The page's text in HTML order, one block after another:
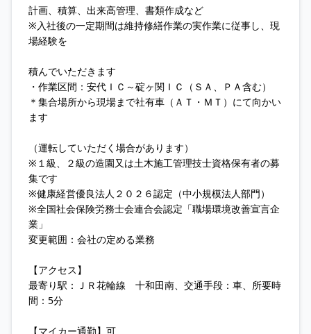
計画、積算、出来高管理、書類作成など
※入社後の一定期間は維持修繕作業の実作業に従事し、現
場経験を
積んでいただきます
・作業区間：安代ＩＣ～碇ヶ関ＩＣ（ＳＡ、ＰＡ含む）
＊集合場所から現場まで社有車（ＡＴ・ＭＴ）にて向かい
ます
（運転していただく場合があります）
※１級、２級の造園又は土木施工管理技士資格保有者の募
集です
※健康経営優良法人２０２６認定（中小規模法人部門）
※全国社会保険労務士会連合会認定「職場環境改善宣言企
業」
変更範囲：会社の定める業務
【アクセス】
最寄り駅：ＪＲ花輪線 十和田南、交通手段：車、所要時
間：5分
【マイカー通勤】可